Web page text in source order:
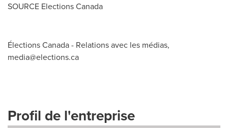
SOURCE Elections Canada
Élections Canada - Relations avec les médias,
media@elections.ca
Profil de l'entreprise